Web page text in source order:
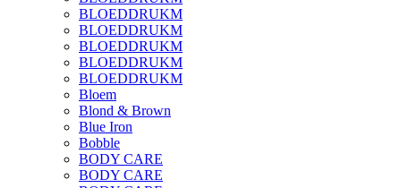
BLOEDDRUKM
BLOEDDRUKM
BLOEDDRUKM
BLOEDDRUKM
BLOEDDRUKM
Bloem
Blond & Brown
Blue Iron
Bobble
BODY CARE
BODY CARE